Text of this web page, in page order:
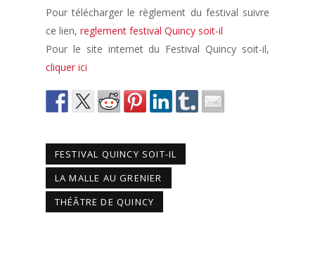
Pour télécharger le règlement du festival suivre
ce lien, reglement festival Quincy soit-il
Pour le site internet du Festival Quincy soit-il,
cliquer ici
FESTIVAL QUINCY SOIT-IL
LA MALLE AU GRENIER
THÉÂTRE DE QUINCY